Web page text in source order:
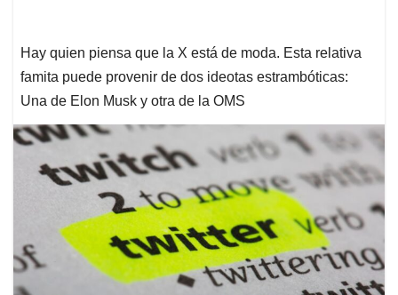
Hay quien piensa que la X está de moda. Esta relativa
famita puede provenir de dos ideotas estrambóticas:
Una de Elon Musk y otra de la OMS